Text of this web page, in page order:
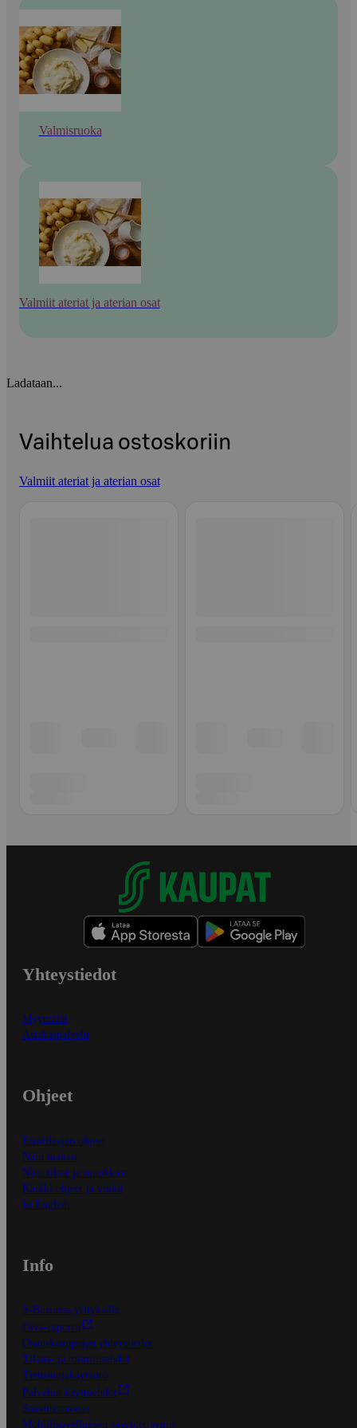
Valmisruoka
Valmiit ateriat ja aterian osat
Ladataan...
Vaihtelua ostoskoriin
Valmiit ateriat ja aterian osat
Yhteystiedot
Myymälät
Asiakaspalvelu
Ohjeet
Ensitilaajan ohjeet
Näin maksat
Näin tilaat ja muokkaat
Kaikki ohjeet ja vinkit
In English
Info
S-Business yrityksille
Oiva-raportit
Osuuskauppojen yhteystiedot
Tilaus- ja toimitusehdot
Tietosuojakäytäntö
Palvelun käyttöehdot
Saavutettavuus
Mobiilisovelluksen saavutettavuus